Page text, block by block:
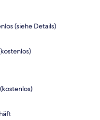
(siehe Details)